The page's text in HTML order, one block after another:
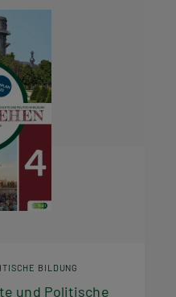
BILDUNG
und Politische